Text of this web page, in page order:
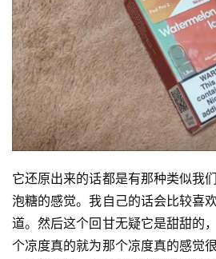
电
子
烟
资
讯
电
子
烟
百
科
它还原出来的话都是有那种类似我
泡糖的感觉。我自己的话会比较喜
道。然后这个回甘无疑它是甜甜的
个凉度真的就为那个凉度真的感觉